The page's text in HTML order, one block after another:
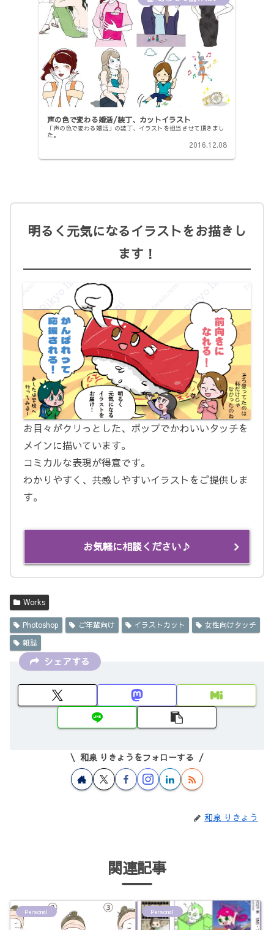
声の色で変わる婚活/装丁、カットイラスト
「声の色で変わる婚活」の装丁、イラストを担当させて頂きまし
た。
2016.12.08
明るく元気になるイラストをお描きし
ます！
お目々がクリっとした、ポップでかわいいタッチを
メインに描いています。
コミカルな表現が得意です。
わかりやすく、共感しやすいイラストをご提供しま
す。
お気軽に相談ください♪
Works
Photoshop ご年輩向け イラストカット
女性向けタッチ
雑誌
シェアする
和泉 りきょうをフォローする
和泉 りきょう
関連記事
Personal Personal